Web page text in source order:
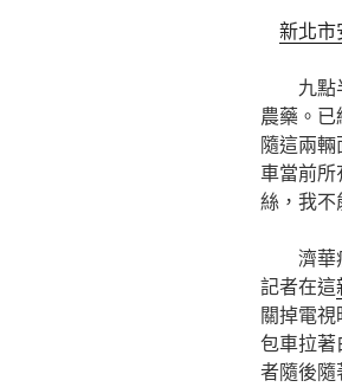
新北市
九點半
農藥。
隨這兩
車當前所
絲，我不
濟華病
記者在這
關掉電
包車拉
者隨後隨